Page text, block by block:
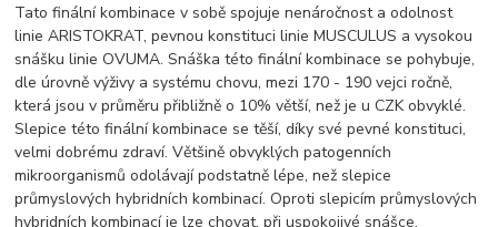
Tato finální kombinace v sobě spojuje nenáročnost a odolnost
linie ARISTOKRAT, pevnou konstituci linie MUSCULUS a vysokou
snášku linie OVUMA. Snáška této finální kombinace se pohybuje,
dle úrovně výživy a systému chovu, mezi 170 - 190 vejci ročně,
která jsou v průměru přibližně o 10% větší, než je u CZK obvyklé.
Slepice této finální kombinace se těší, díky své pevné konstituci,
velmi dobrému zdraví. Většině obvyklých patogenních
mikroorganismů odolávají podstatně lépe, než slepice
průmyslových hybridních kombinací. Oproti slepicím průmyslových
hybridních kombinací je lze chovat, při uspokojivé snášce,